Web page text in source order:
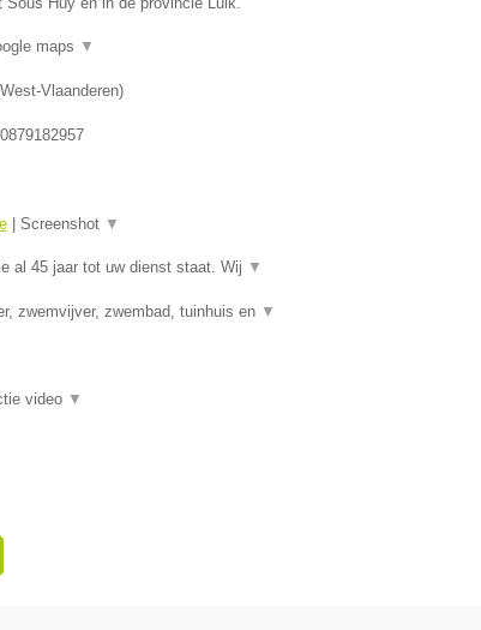
maps ▼
West-Vlaanderen)
| Screenshot ▼
al 45 jaar tot uw dienst staat. Wij ▼
zwemvijver, zwembad, tuinhuis en ▼
video ▼